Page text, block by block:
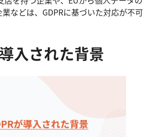
などは、GDPRに基づいた対応が不可
入された背景